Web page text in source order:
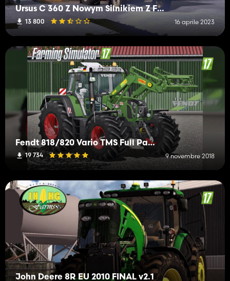
Ursus C 360 Z Nowym Silnikiem Z FS 19
13 800 16 aprile 2023
Fendt 818/820 Vario TMS Full Pack
19 734 9 novembre 2018
John Deere 8R EU 2010 FINAL v2.1